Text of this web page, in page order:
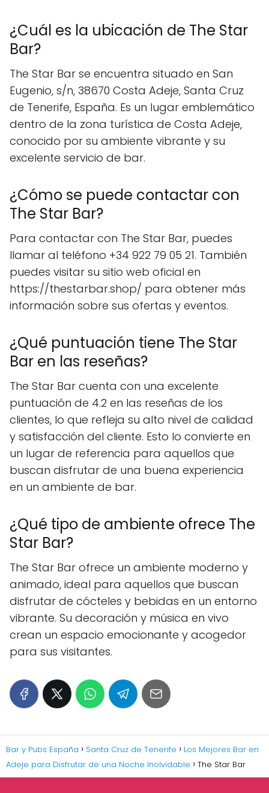
¿Cuál es la ubicación de The Star
Bar?
The Star Bar se encuentra situado en San
Eugenio, s/n, 38670 Costa Adeje, Santa Cruz
de Tenerife, España. Es un lugar emblemático
dentro de la zona turística de Costa Adeje,
conocido por su ambiente vibrante y su
excelente servicio de bar.
¿Cómo se puede contactar con
The Star Bar?
Para contactar con The Star Bar, puedes
llamar al teléfono +34 922 79 05 21. También
puedes visitar su sitio web oficial en
https://thestarbar.shop/ para obtener más
información sobre sus ofertas y eventos.
¿Qué puntuación tiene The Star
Bar en las reseñas?
The Star Bar cuenta con una excelente
puntuación de 4.2 en las reseñas de los
clientes, lo que refleja su alto nivel de calidad
y satisfacción del cliente. Esto lo convierte en
un lugar de referencia para aquellos que
buscan disfrutar de una buena experiencia
en un ambiente de bar.
¿Qué tipo de ambiente ofrece The
Star Bar?
The Star Bar ofrece un ambiente moderno y
animado, ideal para aquellos que buscan
disfrutar de cócteles y bebidas en un entorno
vibrante. Su decoración y música en vivo
crean un espacio emocionante y acogedor
para sus visitantes.
Bar y Pubs España Santa Cruz de Tenerife
Los Mejores Bar en
Adeje para Disfrutar de una Noche Inolvidable
The Star Bar